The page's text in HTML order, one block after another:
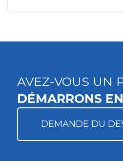
AVEZ-VOUS UN
DÉMARRONS
DEMANDE DU